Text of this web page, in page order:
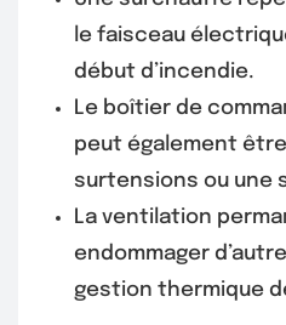
le faisceau
début d’incendie.
Le boîtier de
peut également
surtensions ou une
La ventilation
endommager
gestion thermique